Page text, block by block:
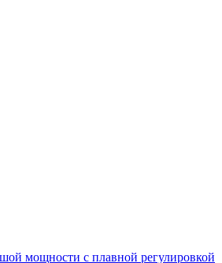
мощности с плавной регулировкой